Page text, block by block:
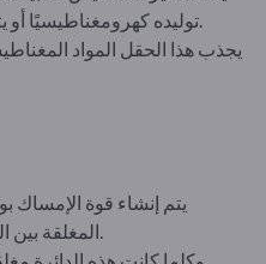
توليده كهرومغناطيسيًا أو يتم توفيره بواسطة مغناطيس دائم.
يجذب هذا الحقل المواد
يتم إنشاء قوة الإمساك
المغلقة بين المغناطيس وسطح الإمساك.